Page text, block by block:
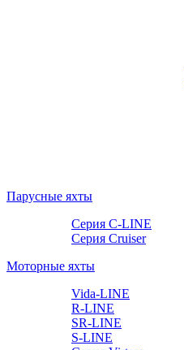
Парусные яхты
Серия C-LINE
Серия Cruiser
Моторные яхты
Vida-LINE
R-LINE
SR-LINE
S-LINE